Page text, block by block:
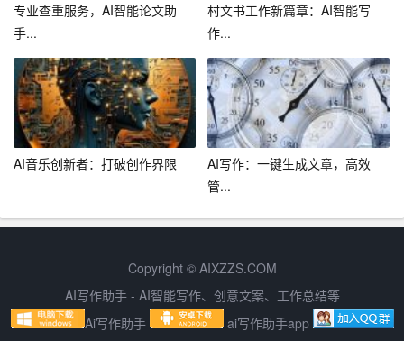
3. 加强部门内部团队建设，提高部门员工的团队协作能
力。
4. 严格执行公司的各项规章制度，确保部门工作的规范、
有序。
总之，我们总务部门将在下半年的工作中，紧紧围绕公司
的中心工作，积极改进工作方法，提高服务质量，为公司
的发展贡献自己的力量。同时，我们也希望各部门能够给
予我们支持和配合，共同为公司的发展贡献力量。
专业查重服务，AI智能论文助
手...
村文书工作新篇章：AI智能写
作...
AI音乐创新者：打破创作界限
AI写作：一键生成文章，高效
管...
Copyright © AIXZZS.COM
AI写作助手 - AI智能写作、创意文案、工作总结等
Ai写作助手
ai写作助手app